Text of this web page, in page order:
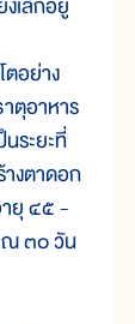
อย่าง
ตุอาหาร
ระยะที่
างตาดอก
ายุ ๔๕ -
ณ ๓๐ วัน